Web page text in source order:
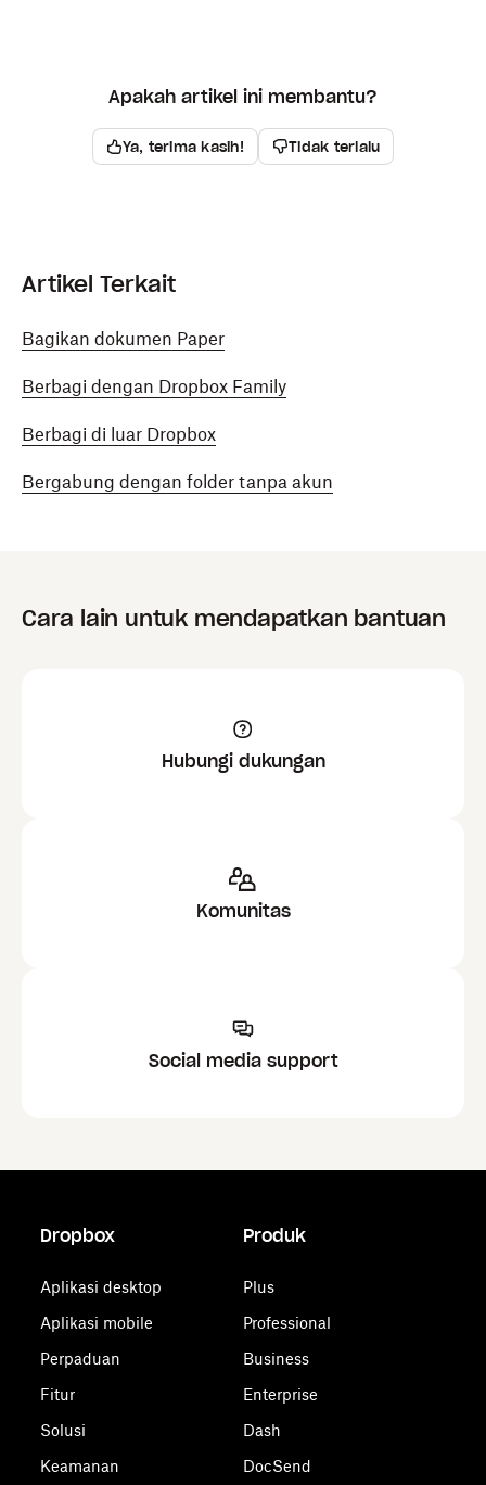
Apakah artikel ini membantu?
Ya, terima kasih! Tidak terlalu
Artikel Terkait
Bagikan dokumen Paper
Berbagi dengan Dropbox Family
Berbagi di luar Dropbox
Bergabung dengan folder tanpa akun
Cara lain untuk mendapatkan bantuan
Hubungi dukungan
Komunitas
Social media support
Dropbox
Aplikasi desktop
Aplikasi mobile
Perpaduan
Fitur
Solusi
Keamanan
Produk
Plus
Professional
Business
Enterprise
Dash
DocSend